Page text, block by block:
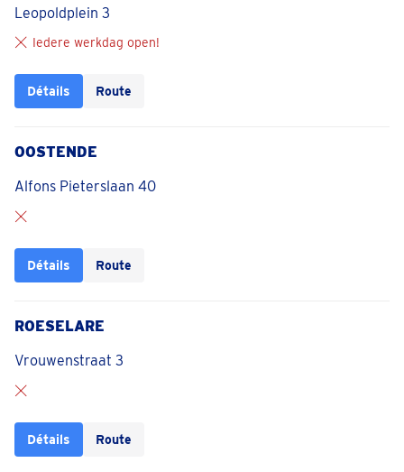
Leopoldplein 3
Iedere werkdag open!
Détails Route
OOSTENDE
Alfons Pieterslaan 40
Détails Route
ROESELARE
Vrouwenstraat 3
Détails Route